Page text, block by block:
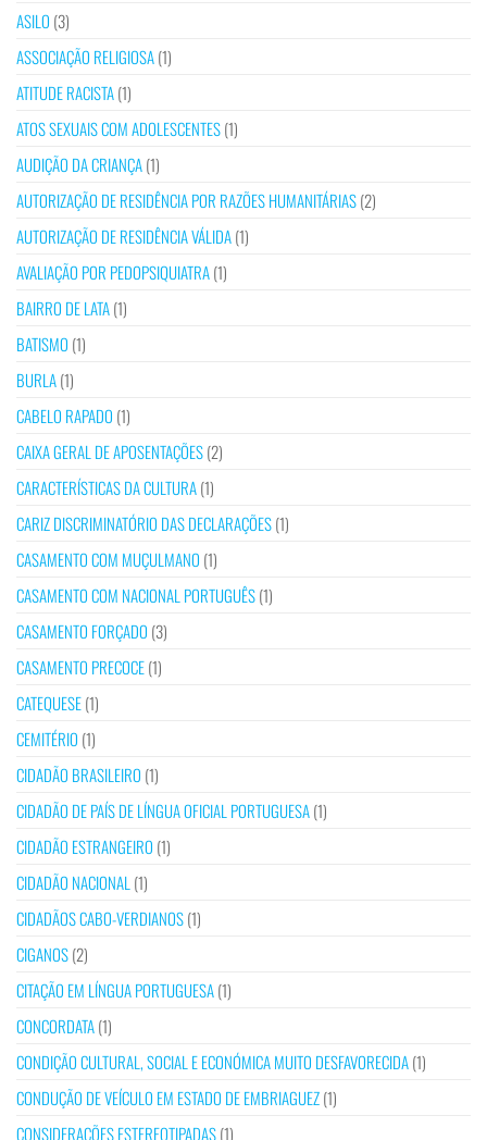
ASILO (3)
ASSOCIAÇÃO RELIGIOSA(1)
ATITUDE RACISTA(1)
ATOS SEXUAIS COM ADOLESCENTES(1)
AUDIÇÃO DA CRIANÇA(1)
AUTORIZAÇÃO DE RESIDÊNCIA POR RAZÕES HUMANITÁRIAS(2)
AUTORIZAÇÃO DE RESIDÊNCIA VÁLIDA(1)
AVALIAÇÃO POR PEDOPSIQUIATRA(1)
BAIRRO DE LATA(1)
BATISMO (1)
BURLA(1)
CABELO RAPADO (1)
CAIXA GERAL DE APOSENTAÇÕES(2)
CARACTERÍSTICAS DA CULTURA(1)
CARIZ DISCRIMINATÓRIO DAS DECLARAÇÕES(1)
CASAMENTO COM MUÇULMANO (1)
CASAMENTO COM NACIONAL PORTUGUÊS(1)
CASAMENTO FORÇADO (3)
CASAMENTO PRECOCE(1)
CATEQUESE(1)
CEMITÉRIO (1)
CIDADÃO BRASILEIRO (1)
CIDADÃO DE PAÍS DE LÍNGUA OFICIAL PORTUGUESA(1)
CIDADÃO ESTRANGEIRO (1)
CIDADÃO NACIONAL (1)
CIDADÃOS CABO-VERDIANOS(1)
CIGANOS(2)
CITAÇÃO EM LÍNGUA PORTUGUESA(1)
CONCORDATA(1)
CONDIÇÃO CULTURAL, SOCIAL E ECONÓMICA MUITO DESFAVORECIDA(1)
CONDUÇÃO DE VEÍCULO EM ESTADO DE EMBRIAGUEZ(1)
CONSIDERAÇÕES ESTEREOTIPADAS(1)